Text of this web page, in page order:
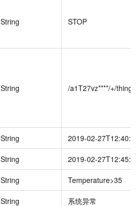
String STOP
String /a1T27vz****/+/thing/
String 2019-02-
String 2019-02-
String Temperature>35
String 系统异常